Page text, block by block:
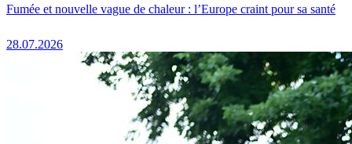
Fumée et nouvelle vague de chaleur : l’Europe craint pour sa santé
28.07.2026